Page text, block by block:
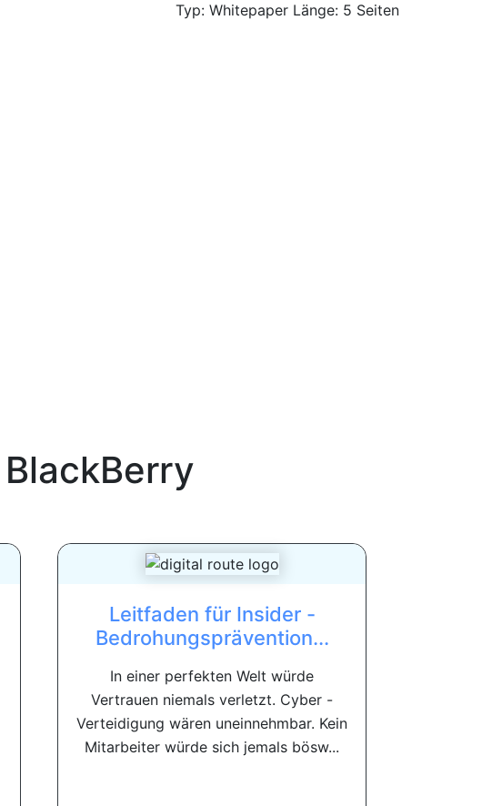
Typ: Whitepaper Länge: 5 Seiten
BlackBerry
Leitfaden für Insider -
Bedrohungsprävention...
In einer perfekten Welt würde
Vertrauen niemals verletzt. Cyber ​​-
Verteidigung wären uneinnehmbar. Kein
Mitarbeiter würde sich jemals bösw...